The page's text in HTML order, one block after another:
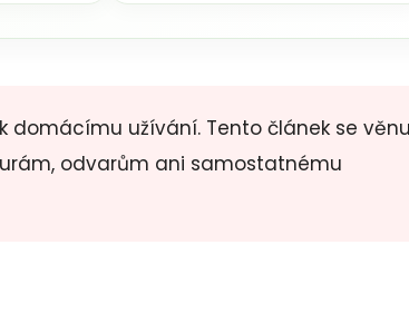
domácímu užívání. Tento článek se
odvarům ani samostatnému